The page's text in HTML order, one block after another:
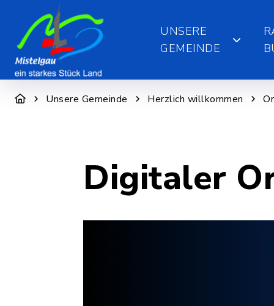
UNSERE
GEMEINDE
Unsere Gemeinde Herzlich willkommen
Digitaler